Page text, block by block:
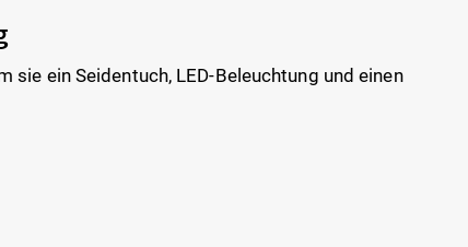
sie ein Seidentuch, LED-Beleuchtung und einen